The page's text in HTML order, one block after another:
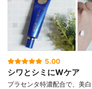
5.00
シワとシミにWケア
プラセンタ特濃配合で、美